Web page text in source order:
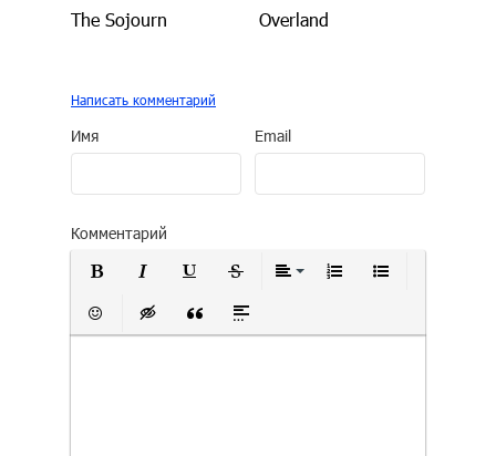
The Sojourn Overland
Написать комментарий
Имя Email
Комментарий
Полужирный
Вставить смайлик
Вставка скрытого текста
Вставка цитаты
Вставка спойлера